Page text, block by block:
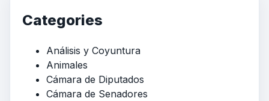
Categories
Análisis y Coyuntura
Animales
Cámara de Diputados
Cámara de Senadores